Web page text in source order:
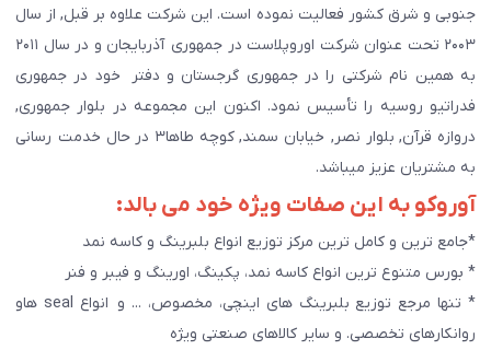
جنوبی و شرق کشور فعالیت نموده است. این شرکت علاوه بر قبل, از سال
۲۰۰۳ تحت عنوان شرکت اوروپلاست در جمهوری آذربایجان و در سال ۲۰۱۱
به همین نام شرکتی را در جمهوری گرجستان و دفتر خود در جمهوری
فدراتیو روسیه را تأسیس نمود. اکنون این مجموعه در بلوار جمهوری,
دروازه قرآن, بلوار نصر, خیابان سمند, کوچه طاها۳ در حال خدمت رسانی
به مشتریان عزیز میباشد.
آوروکو به این صفات ویژه خود می بالد:
*جامع ترین و کامل ترین مرکز توزیع انواع بلبرینگ و کاسه نمد
* بورس متنوع ترین انواع کاسه نمد، پکینگ، اورینگ و فیبر و فنر
* تنها مرجع توزیع بلبرینگ های اینچی، مخصوص، ... و انواع seal هاو
روانکارهای تخصصی. و سایر کالاهای صنعتی ويژه